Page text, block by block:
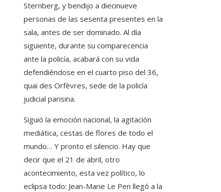
Sternberg, y bendijo a diecinueve
personas de las sesenta presentes en la
sala, antes de ser dominado. Al día
siguiente, durante su comparecencia
ante la policía, acabará con su vida
defendiéndose en el cuarto piso del 36,
quai des Orfèvres, sede de la policía
judicial parisina.
Siguió la emoción nacional, la agitación
mediática, cestas de flores de todo el
mundo… Y pronto el silencio. Hay que
decir que el 21 de abril, otro
acontecimiento, esta vez político, lo
eclipsa todo: Jean-Marie Le Pen llegó a la